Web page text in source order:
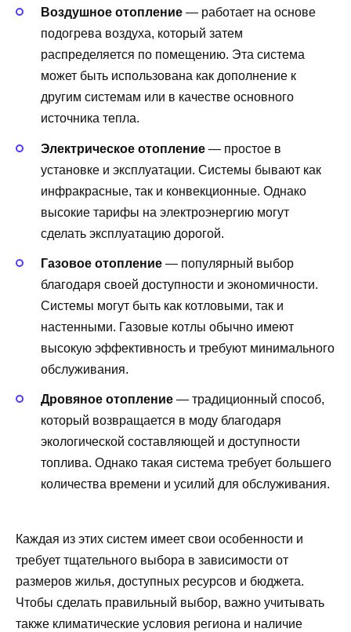
Воздушное отопление — работает на основе
подогрева воздуха, который затем
распределяется по помещению. Эта система
может быть использована как дополнение к
другим системам или в качестве основного
источника тепла.
Электрическое отопление — простое в
установке и эксплуатации. Системы бывают как
инфракрасные, так и конвекционные. Однако
высокие тарифы на электроэнергию могут
сделать эксплуатацию дорогой.
Газовое отопление — популярный выбор
благодаря своей доступности и экономичности.
Системы могут быть как котловыми, так и
настенными. Газовые котлы обычно имеют
высокую эффективность и требуют минимального
обслуживания.
Дровяное отопление — традиционный способ,
который возвращается в моду благодаря
экологической составляющей и доступности
топлива. Однако такая система требует большего
количества времени и усилий для обслуживания.
Каждая из этих систем имеет свои особенности и
требует тщательного выбора в зависимости от
размеров жилья, доступных ресурсов и бюджета.
Чтобы сделать правильный выбор, важно учитывать
также климатические условия региона и наличие